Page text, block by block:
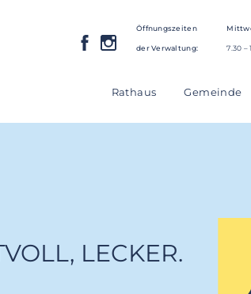
Öffnungszeiten
der Verwaltung: 7.30 –
Rathaus Gemeinde
LECKER.